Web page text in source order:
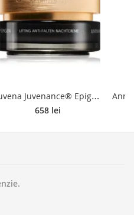
J
uvena Juvenance® Epigen crema de noapte cu efect lifting antirid 50 ml
658 lei